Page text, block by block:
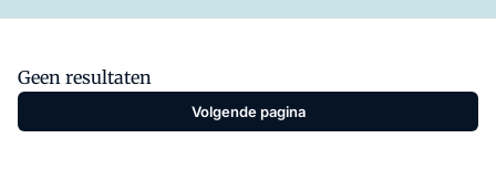
Geen resultaten
Volgende pagina